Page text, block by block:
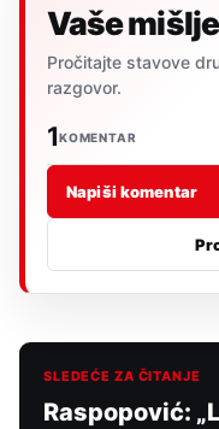
Vaše
Pročitajte stavove
razgovor.
1KOMENTAR
Napiši komentar
SLEDEĆE ZA ČITANJE
Raspopović: